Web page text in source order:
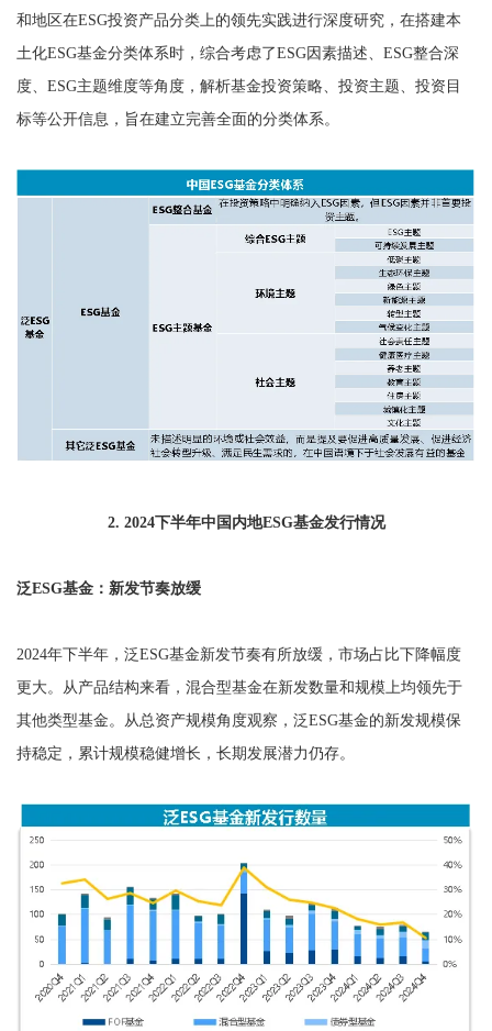
和地区在ESG投资产品分类上的领先实践进行深度研究，在搭建本
土化ESG基金分类体系时，综合考虑了ESG因素描述、ESG整合深
度、ESG主题维度等角度，解析基金投资策略、投资主题、投资目
标等公开信息，旨在建立完善全面的分类体系。
2. 2024下半年中国内地ESG基金发行情况
泛ESG基金：新发节奏放缓
2024年下半年，泛ESG基金新发节奏有所放缓，市场占比下降幅度
更大。从产品结构来看，混合型基金在新发数量和规模上均领先于
其他类型基金。从总资产规模角度观察，泛ESG基金的新发规模保
持稳定，累计规模稳健增长，长期发展潜力仍存。